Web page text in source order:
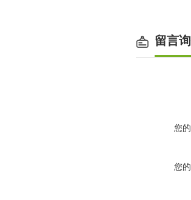
留言
您
您